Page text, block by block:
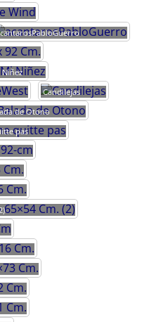
Niñez
Candilejas
de Otono
pas